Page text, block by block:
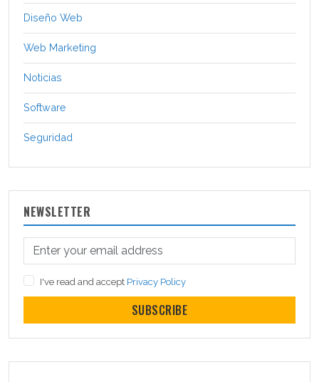
Diseño Web
Web Marketing
Noticias
Software
Seguridad
NEWSLETTER
I've read and accept Privacy Policy
SUBSCRIBE